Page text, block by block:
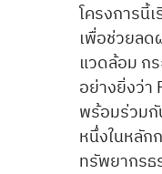
โครงการนี้
เพื่อช่วยล
แวดล้อม ก
อย่างยิ่งว่า
พร้อมร่วมกั
หนึ่งในหลัก
ทรัพยากรธ